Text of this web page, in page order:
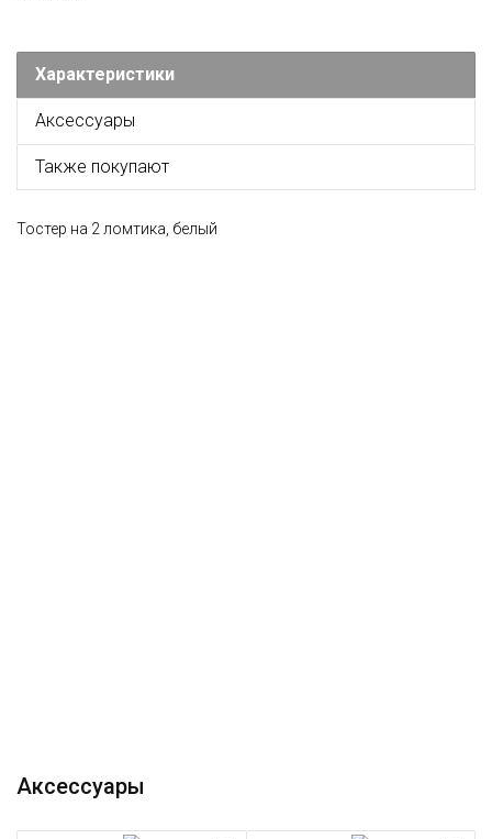
Характеристики
Аксессуары
Также покупают
Тостер на 2 ломтика, белый
Аксессуары